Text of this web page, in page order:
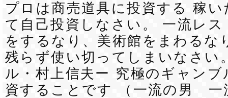
プロは商売道具に投資する 稼
て自己投資しなさい。 一流レ
をするなり、美術館をまわるな
残らず使い切ってしまいなさい
ル・村上信夫ー 究極のギャンブ
資することです （一流の男